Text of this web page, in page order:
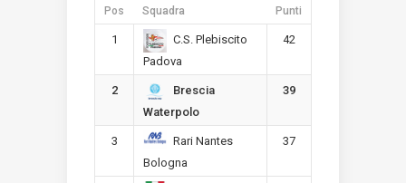
Pos Squadra Punti
1
C.S. Plebiscito
Padova
42
2
Brescia
Waterpolo
39
3
Rari Nantes
Bologna
37